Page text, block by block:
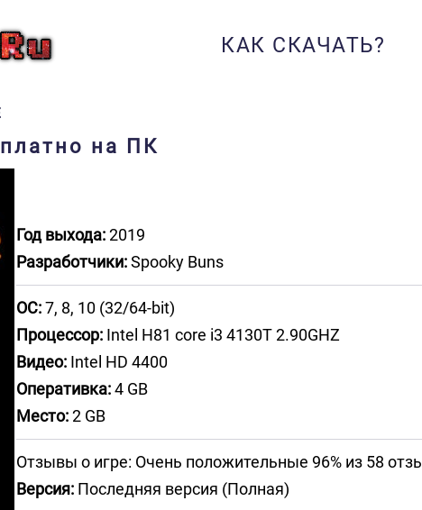
КАК СКАЧАТЬ?
на ПК
Год выхода:2019
Разработчики:Spooky Buns
ОС:7, 8, 10 (32/64-bit)
Процессор:Intel H81 core i3 4130T 2.90GHZ
Видео:Intel HD 4400
Оперативка:4 GB
Место:2 GB
Отзывы о игре: Очень положительные 96% из 58
Версия:Последняя версия (Полная)